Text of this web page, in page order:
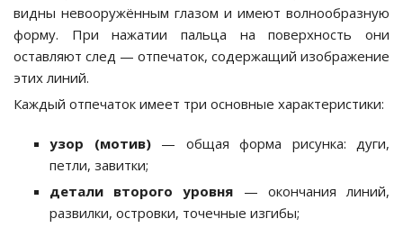
видны невооружённым глазом и имеют волнообразную
форму. При нажатии пальца на поверхность они
оставляют след — отпечаток, содержащий изображение
этих линий.
Каждый отпечаток имеет три основные характеристики:
узор (мотив)— общая форма рисунка: дуги,
петли, завитки;
детали второго уровня — окончания линий,
развилки, островки, точечные изгибы;